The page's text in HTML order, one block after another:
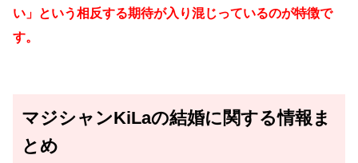
い」という相反する期待が入り混じっているのが特徴で
す。
マジシャンKiLaの結婚に関する情報ま
とめ